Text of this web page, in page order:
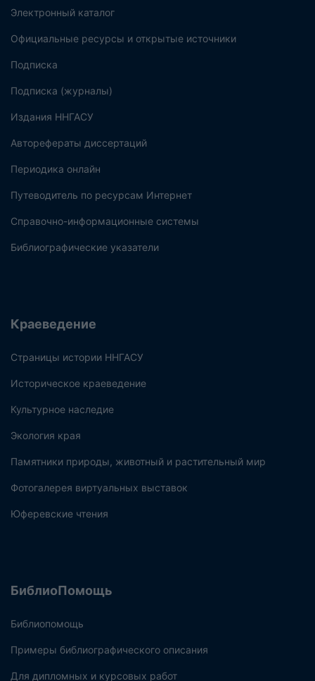
Электронный каталог
Официальные ресурсы и открытые источники
Подписка
Подписка (журналы)
Издания ННГАСУ
Авторефераты диссертаций
Периодика онлайн
Путеводитель по ресурсам Интернет
Справочно-информационные системы
Библиографические указатели
Краеведение
Страницы истории ННГАСУ
Историческое краеведение
Культурное наследие
Экология края
Памятники природы, животный и растительный мир
Фотогалерея виртуальных выставок
Юферевские чтения
БиблиоПомощь
Библиопомощь
Примеры библиографического описания
Для дипломных и курсовых работ